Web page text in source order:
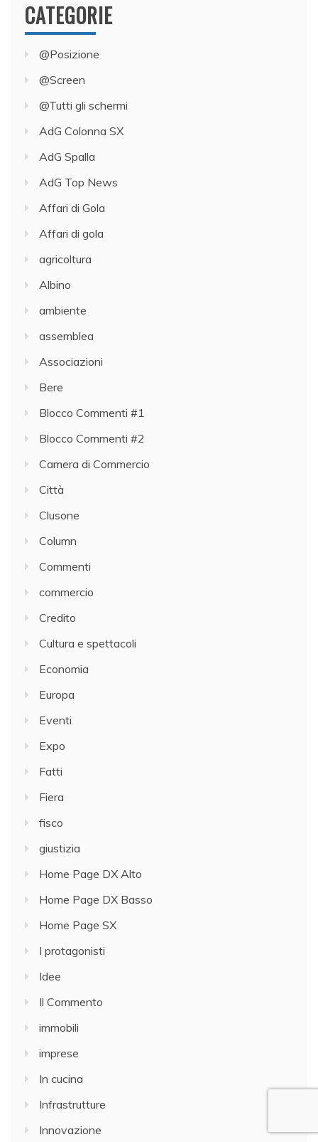
CATEGORIE
@Posizione
@Screen
@Tutti gli schermi
AdG Colonna SX
AdG Spalla
AdG Top News
Affari di Gola
Affari di gola
agricoltura
Albino
ambiente
assemblea
Associazioni
Bere
Blocco Commenti #1
Blocco Commenti #2
Camera di Commercio
Città
Clusone
Column
Commenti
commercio
Credito
Cultura e spettacoli
Economia
Europa
Eventi
Expo
Fatti
Fiera
fisco
giustizia
Home Page DX Alto
Home Page DX Basso
Home Page SX
I protagonisti
Idee
Il Commento
immobili
imprese
In cucina
Infrastrutture
Innovazione